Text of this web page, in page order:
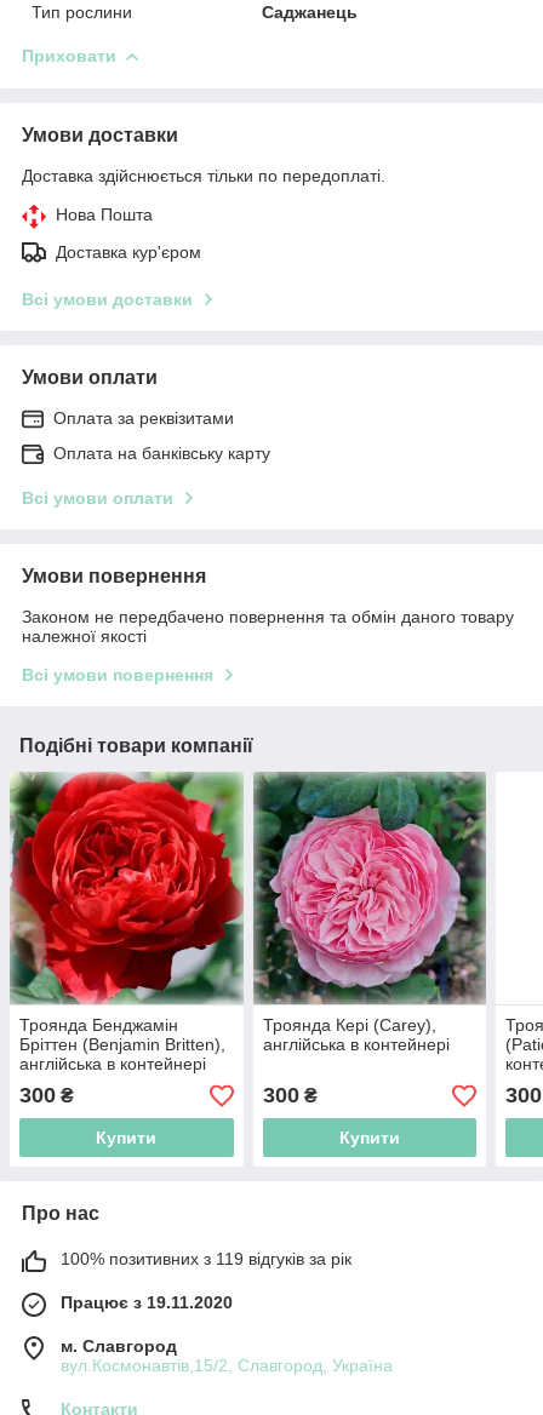
Тип рослини
Саджанець
Приховати
Умови доставки
Доставка здійснюється тільки по передоплаті.
Нова Пошта
Доставка кур'єром
Всі умови доставки
Умови оплати
Оплата за реквізитами
Оплата на банківську карту
Всі умови оплати
Умови повернення
Законом не передбачено повернення та обмін даного товару
належної якості
Всі умови повернення
Подібні товари компанії
Троянда Бенджамін
Бріттен (Benjamin Britten),
англійська в контейнері
300 ₴
Купити
Троянда Кері (Carey),
англійська в контейнері
300₴
Купити
300
Про нас
100% позитивних з 119 відгуків за рік
Працює з 19.11.2020
м. Славгород
вул.Космонавтів,15/2, Славгород, Україна
Контакти